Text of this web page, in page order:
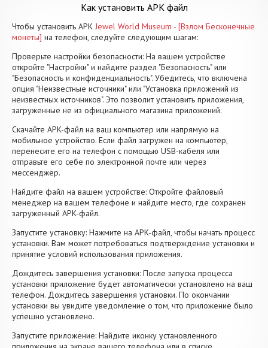
Как установить APK файл
Чтобы установить APK Jewel World Museum - [Взлом Бесконечные
монеты] на телефон, следуйте следующим шагам:
Проверьте настройки безопасности: На вашем устройстве
откройте "Настройки" и найдите раздел "Безопасность" или
"Безопасность и конфиденциальность". Убедитесь, что включена
опция "Неизвестные источники" или "Установка приложений из
неизвестных источников". Это позволит установить приложения,
загруженные не из официального магазина приложений.
Скачайте APK-файл на ваш компьютер или напрямую на
мобильное устройство. Если файл загружен на компьютер,
перенесите его на телефон с помощью USB-кабеля или
отправьте его себе по электронной почте или через
мессенджер.
Найдите файл на вашем устройстве: Откройте файловый
менеджер на вашем телефоне и найдите место, где сохранен
загруженный APK-файл.
Запустите установку: Нажмите на APK-файл, чтобы начать процесс
установки. Вам может потребоваться подтверждение установки и
принятие условий использования приложения.
Дождитесь завершения установки: После запуска процесса
установки приложение будет автоматически установлено на ваш
телефон. Дождитесь завершения установки. По окончании
установки вы увидите уведомление о том, что приложение было
успешно установлено.
Запустите приложение: Найдите иконку установленного